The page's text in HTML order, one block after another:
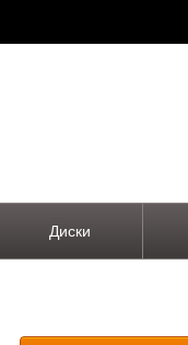
Диски